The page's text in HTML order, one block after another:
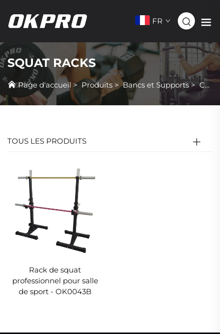
FR
SQUAT RACKS
Page d'accueil > Produits >Bancs et Supports>Cages à Squat
TOUS LES PRODUITS
Rack de squat
professionnel pour salle
de sport - OK0043B